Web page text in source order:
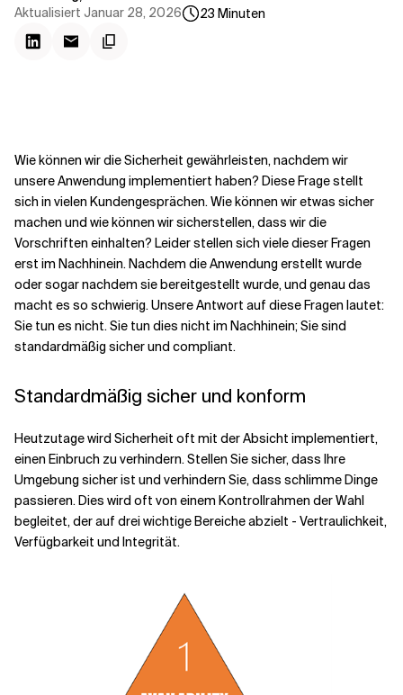
Verwandte Themen
Aktualisiert Januar 28, 2026 23 Minuten
Wie können wir die Sicherheit gewährleisten, nachdem wir
unsere Anwendung implementiert haben? Diese Frage stellt
sich in vielen Kundengesprächen. Wie können wir etwas sicher
machen und wie können wir sicherstellen, dass wir die
Vorschriften einhalten? Leider stellen sich viele dieser Fragen
erst im Nachhinein. Nachdem die Anwendung erstellt wurde
oder sogar nachdem sie bereitgestellt wurde, und genau das
macht es so schwierig. Unsere Antwort auf diese Fragen lautet:
Sie tun es nicht. Sie tun dies nicht im Nachhinein; Sie sind
standardmäßig sicher und compliant.
Standardmäßig sicher und konform
Heutzutage wird Sicherheit oft mit der Absicht implementiert,
einen Einbruch zu verhindern. Stellen Sie sicher, dass Ihre
Umgebung sicher ist und verhindern Sie, dass schlimme Dinge
passieren. Dies wird oft von einem Kontrollrahmen der Wahl
begleitet, der auf drei wichtige Bereiche abzielt - Vertraulichkeit,
Verfügbarkeit und Integrität.